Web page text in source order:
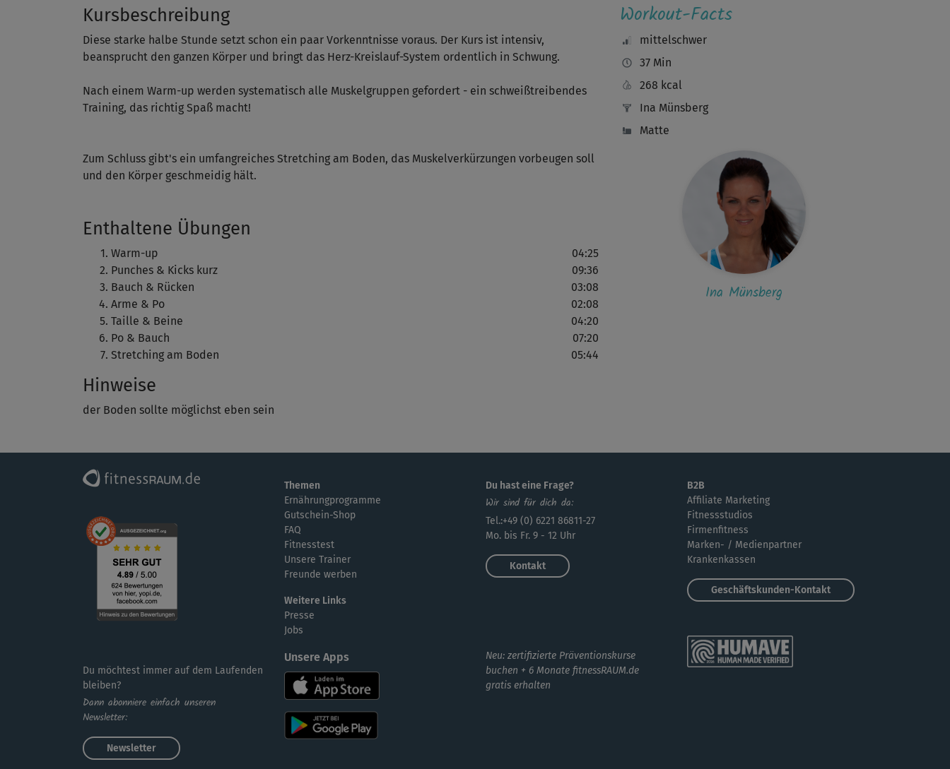
Kursbeschreibung
Diese starke halbe Stunde setzt schon ein paar Vorkenntnisse voraus. Der Kurs ist intensiv,
beansprucht den ganzen Körper und bringt das Herz-Kreislauf-System ordentlich in Schwung.
Nach einem Warm-up werden systematisch alle Muskelgruppen gefordert - ein schweißtreibendes
Training, das richtig Spaß macht!
Zum Schluss gibt's ein umfangreiches Stretching am Boden, das Muskelverkürzungen vorbeugen soll
und den Körper geschmeidig hält.
Enthaltene Übungen
Warm-up
04:25
Punches & Kicks kurz
09:36
Bauch & Rücken
03:08
Arme & Po
02:08
Taille & Beine
04:20
Po & Bauch
07:20
Stretching am Boden
05:44
Hinweise
der Boden sollte möglichst eben sein
Workout-Facts
mittelschwer
37 Min
268 kcal
Ina Münsberg
Matte
Ina Münsberg
Du möchtest immer auf dem Laufenden
bleiben?
Dann abonniere einfach unseren
Newsletter:
Newsletter
Themen
Ernährungprogramme
Gutschein-Shop
FAQ
Fitnesstest
Unsere Trainer
Freunde werben
Weitere Links
Presse
Jobs
Unsere Apps
Du hast eine Frage?
Wir sind für dich da:
Tel.:+49 (0) 6221 86811-27
Mo. bis Fr. 9 - 12 Uhr
Kontakt
Neu: zertifizierte Präventionskurse
buchen + 6 Monate fitnessRAUM.de
gratis erhalten
B2B
Affiliate Marketing
Fitnessstudios
Firmenfitness
Marken- / Medienpartner
Krankenkassen
Geschäftskunden-Kontakt